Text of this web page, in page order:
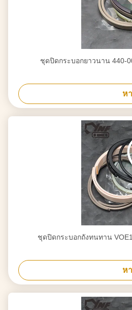
ชุดปิดกระบอกยาวนาน 440-
ห
ชุดปิดกระบอกถังทนทาน
ห